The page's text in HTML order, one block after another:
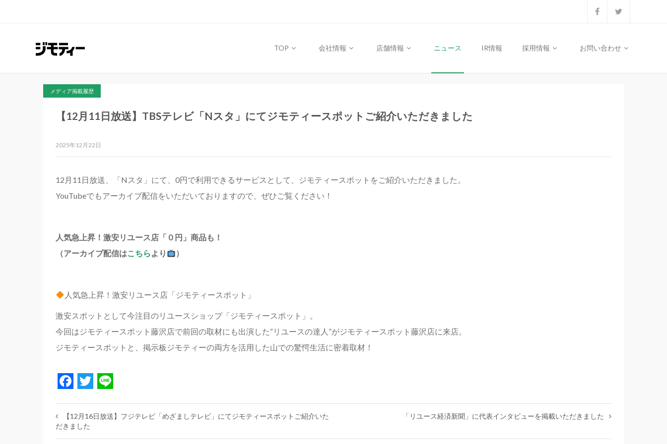
TOP 会社情報 店舗情報 ニュース IR情報 採用情報 お問い合わせ
メディア掲載履歴
【12月11日放送】TBSテレビ「Nスタ」にてジモティースポットご紹介いただきました
2025年12月22日
12月11日放送、「Nスタ」にて、0円で利用できるサービスとして、ジモティースポットをご紹介いただきました。
YouTubeでもアーカイブ配信をいただいておりますので、ぜひご覧ください！
人気急上昇！激安リユース店「０円」商品も！
（アーカイブ配信はこちら より ）
人気急上昇！激安リユース店「ジモティースポット」
激安スポットとして今注目のリユースショップ「ジモティースポット」。
今回はジモティースポット藤沢店で前回の取材にも出演した“リユースの達人”がジモティースポット藤沢店に来店。
ジモティースポットと、掲示板ジモティーの両方を活用した山での驚愕生活に密着取材！
Facebook
Twitter
【12月16日放送】フジテレビ「めざましテレビ」にてジモティースポットご紹介いた
だきました
「リユース経済新聞」に代表インタビューを掲載いただきました